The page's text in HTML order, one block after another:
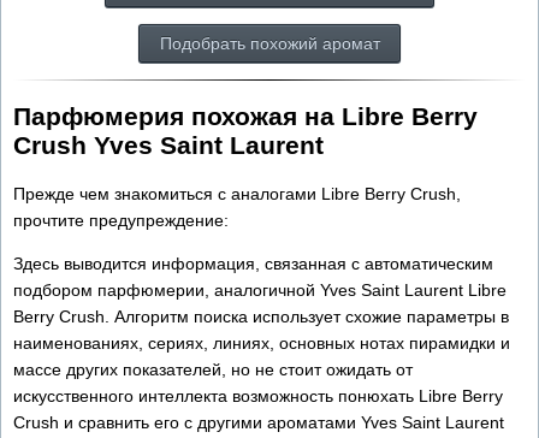
Подобрать похожий аромат
Парфюмерия похожая на Libre Berry
Crush Yves Saint Laurent
Прежде чем знакомиться с аналогами Libre Berry Crush,
прочтите предупреждение:
Здесь выводится информация, связанная с автоматическим
подбором парфюмерии, аналогичной Yves Saint Laurent Libre
Berry Crush. Алгоритм поиска использует схожие параметры в
наименованиях, сериях, линиях, основных нотах пирамидки и
массе других показателей, но не стоит ожидать от
искусственного интеллекта возможность понюхать Libre Berry
Crush и сравнить его с другими ароматами Yves Saint Laurent